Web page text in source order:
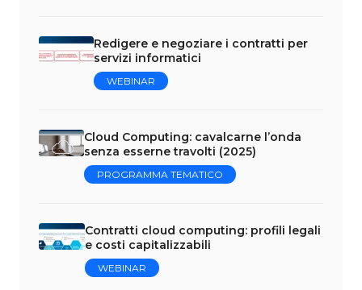
Redigere e negoziare i contratti per
servizi informatici
WEBINAR
Cloud Computing: cavalcarne l’onda
senza esserne travolti (2025)
PROGRAMMA TEMATICO
Contratti cloud computing: profili legali
e costi capitalizzabili
WEBINAR